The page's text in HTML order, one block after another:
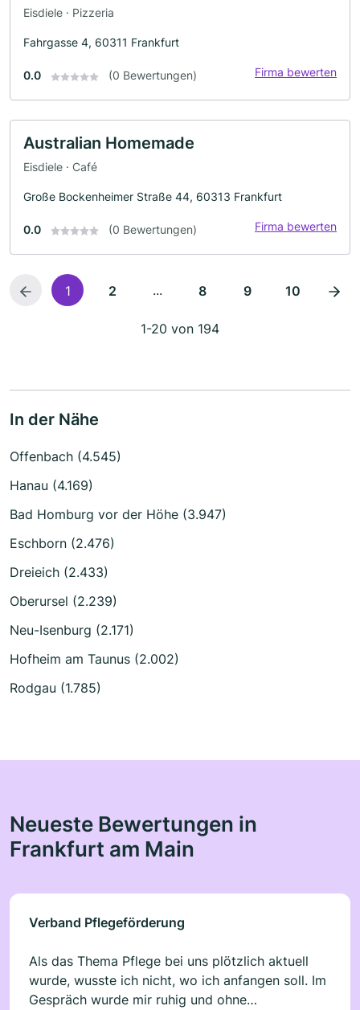
Eisdiele · Pizzeria
Fahrgasse 4, 60311 Frankfurt
0.0 (0 Bewertungen) Firma bewerten
Australian Homemade
Eisdiele · Café
Große Bockenheimer Straße 44, 60313 Frankfurt
0.0 (0 Bewertungen) Firma bewerten
1 2 ... 8 9 10
1-20 von 194
In der Nähe
Offenbach (4.545)
Hanau (4.169)
Bad Homburg vor der Höhe (3.947)
Eschborn (2.476)
Dreieich (2.433)
Oberursel (2.239)
Neu-Isenburg (2.171)
Hofheim am Taunus (2.002)
Rodgau (1.785)
Neueste Bewertungen in
Frankfurt am Main
Verband Pflegeförderung
Als das Thema Pflege bei uns plötzlich aktuell
wurde, wusste ich nicht, wo ich anfangen soll. Im
Gespräch wurde mir ruhig und ohne